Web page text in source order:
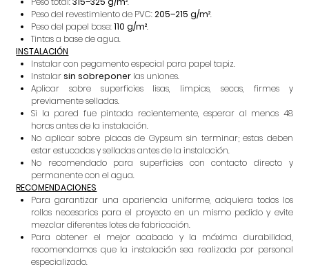
Peso del revestimiento de PVC:205–215 g/m².
Peso del papel base:110 g/m².
Tintas a base de agua.
INSTALACIÓN
Instalar con pegamento especial para papel tapiz.
Instalar sin sobreponer las uniones.
Aplicar sobre superficies lisas, limpias, secas, firmes y
previamente selladas.
Si la pared fue pintada recientemente, esperar al menos 48
horas antes de la instalación.
No aplicar sobre placas de Gypsum sin terminar; estas deben
estar estucadas y selladas antes de la instalación.
No recomendado para superficies con contacto directo y
permanente con el agua.
RECOMENDACIONES
Para garantizar una apariencia uniforme, adquiera todos los
rollos necesarios para el proyecto en un mismo pedido y evite
mezclar diferentes lotes de fabricación.
Para obtener el mejor acabado y la máxima durabilidad,
recomendamos que la instalación sea realizada por personal
especializado.